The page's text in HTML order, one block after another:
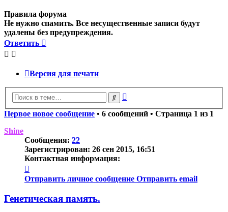
Правила форума
Не нужно спамить. Все несущественные записи будут
удалены без предупреждения.
Ответить
Версия для печати
Поиск
Первое новое сообщение • 6 сообщений • Страница 1 из 1
Shine
Сообщения: 22
Зарегистрирован: 26 сен 2015, 16:51
Контактная информация:
информация
пользователя
Отправить личное сообщение Отправить email
Генетическая память.